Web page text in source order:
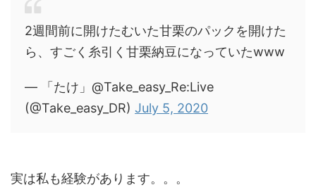
2週間前に開けたむいた甘栗のパックを開けた
ら、すごく糸引く甘栗納豆になっていたwww
— 「たけ」@Take_easy_Re:Live
(@Take_easy_DR) July 5, 2020
実は私も経験があります。。。